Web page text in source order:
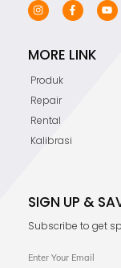
MORE LINK
Produk
Repair
Rental
Kalibrasi
SIGN UP &
Subscribe to get